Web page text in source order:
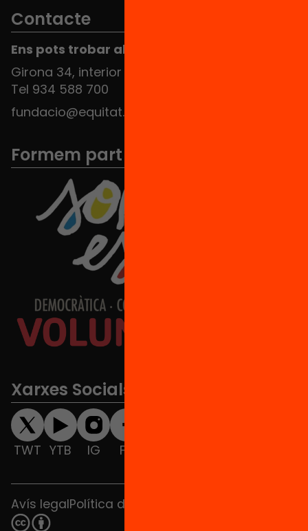
Contacte
Ens pots trobar al Hub Social
Girona 34, interior 08010 Barcelona
Tel 934 588 700
fundacio@equitat.org
Formem part de...
Xarxes Socials
TWT YTB IG FB
Avís legalPolítica de cookies